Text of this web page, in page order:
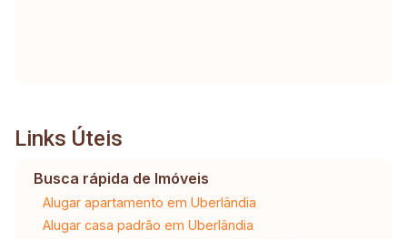
Links Úteis
Busca rápida de Imóveis
Alugar apartamento em Uberlândia
Alugar casa padrão em Uberlândia